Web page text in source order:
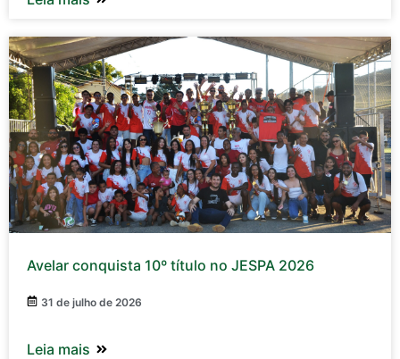
Avelar conquista 10º título no JESPA 2026
31 de julho de 2026
Leia mais